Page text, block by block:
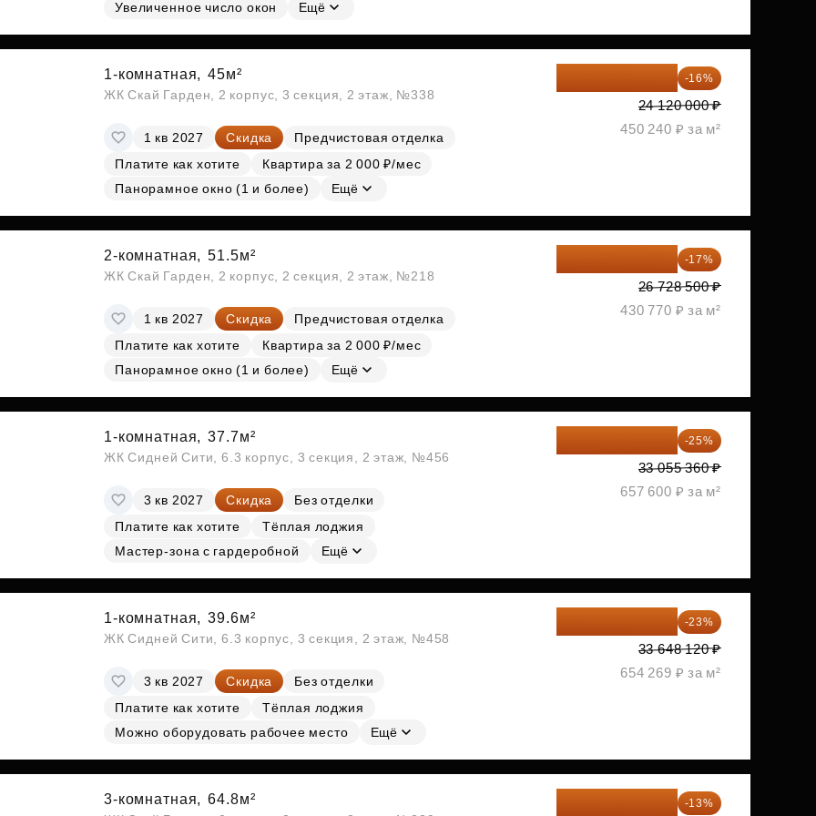
СубсидииУвеличенное число окон
Ещё
1-комнатная, 45м²
ЖК Скай Гарден, 2 корпус, 3 секция, 2 этаж, №338
1 кв 2027 Скидка
Предчистовая отделка
Платите как хотите
Квартира за 2 000 ₽/мес
Панорамное окно (1 и более)
Ещё
-16%
24 120 000 ₽
450 240 ₽ за м²
2-комнатная, 51.5м²
ЖК Скай Гарден, 2 корпус, 2 секция, 2 этаж, №218
1 кв 2027 Скидка
Предчистовая отделка
Платите как хотите
Квартира за 2 000 ₽/мес
Панорамное окно (1 и более)
Ещё
-17%
26 728 500 ₽
430 770 ₽ за м²
1-комнатная, 37.7м²
ЖК Сидней Сити, 6.3 корпус, 3 секция, 2 этаж, №456
3 кв 2027 Скидка
Без отделки
Платите как хотите
Тёплая лоджия
Мастер-зона с гардеробной
Ещё
-25%
33 055 360 ₽
657 600 ₽ за м²
1-комнатная, 39.6м²
ЖК Сидней Сити, 6.3 корпус, 3 секция, 2 этаж, №458
3 кв 2027 Скидка
Без отделки
Платите как хотите
Тёплая лоджия
Можно оборудовать рабочее место
Ещё
-23%
33 648 120 ₽
654 269 ₽ за м²
3-комнатная, 64.8м² -13%